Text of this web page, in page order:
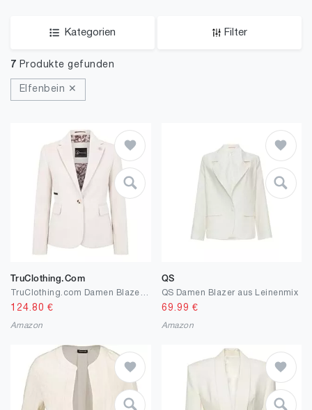
Kategorien Filter
7 Produkte gefunden
Elfenbein ✕
TruClothing.com
124.80 €
Amazon
QS
QS Damen Blazer aus Leinenmix
69.99 €
Amazon